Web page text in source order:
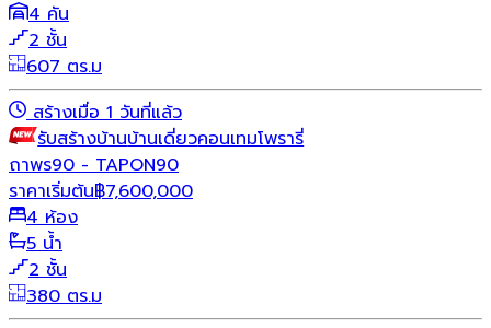
4 คัน
2 ชั้น
607 ตร.ม
สร้างเมื่อ 1 วันที่แล้ว
รับสร้างบ้านบ้านเดี่ยวคอนเทมโพรารี่
ถาพร90 - TAPON90
ราคาเริ่มต้น฿7,600,000
4 ห้อง
5 น้ำ
2 ชั้น
380 ตร.ม